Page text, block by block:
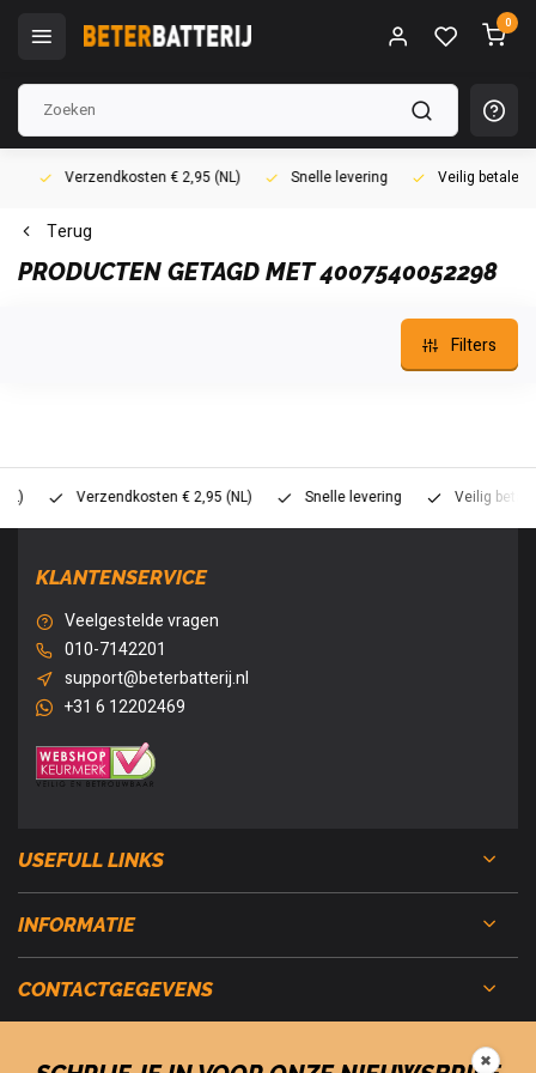
0
Verzendkosten € 2,95 (NL) Snelle levering Veilig betalen
Terug
PRODUCTEN GETAGD MET 4007540052298
Filters
Verzendkosten € 2,95 (NL) Snelle levering Veilig betalen
KLANTENSERVICE
Veelgestelde vragen
010-7142201
support@beterbatterij.nl
+31 6 12202469
USEFULL LINKS
INFORMATIE
CONTACTGEGEVENS
✖